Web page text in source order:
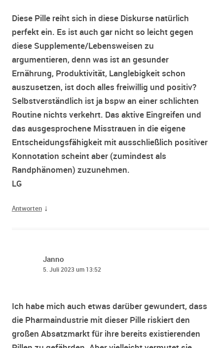
Diese Pille reiht sich in diese Diskurse natürlich
perfekt ein. Es ist auch gar nicht so leicht gegen
diese Supplemente/Lebensweisen zu
argumentieren, denn was ist an gesunder
Ernährung, Produktivität, Langlebigkeit schon
auszusetzen, ist doch alles freiwillig und positiv?
Selbstverständlich ist ja bspw an einer schlichten
Routine nichts verkehrt. Das aktive Eingreifen und
das ausgesprochene Misstrauen in die eigene
Entscheidungsfähigkeit mit ausschließlich positiver
Konnotation scheint aber (zumindest als
Randphänomen) zuzunehmen.
LG
Antworten ↓
Janno
5. Juli 2023 um 13:52
Ich habe mich auch etwas darüber gewundert, dass
die Pharmaindustrie mit dieser Pille riskiert den
großen Absatzmarkt für ihre bereits existierenden